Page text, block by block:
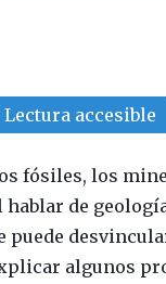
Lectura accesible
fósiles, los
hablar de
puede
algunos